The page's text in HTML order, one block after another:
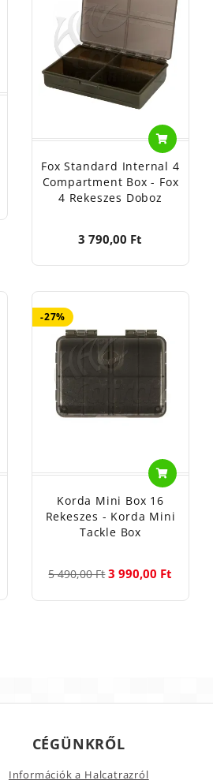
Fox Standard Internal 4
Compartment Box - Fox
4 Rekeszes Doboz
3 790,00 Ft
-27%
Korda Mini Box 16
Rekeszes - Korda Mini
Tackle Box
5 490,00 Ft 3 990,00 Ft
CÉGÜNKRŐL
Információk a Halcatrazról